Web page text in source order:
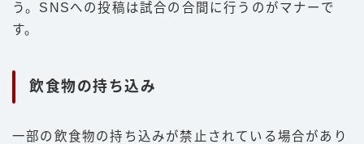
う。SNSへの投稿は試合の合間に行うのがマナーで
す。
飲食物の持ち込み
一部の飲食物の持ち込みが禁止されている場合があり